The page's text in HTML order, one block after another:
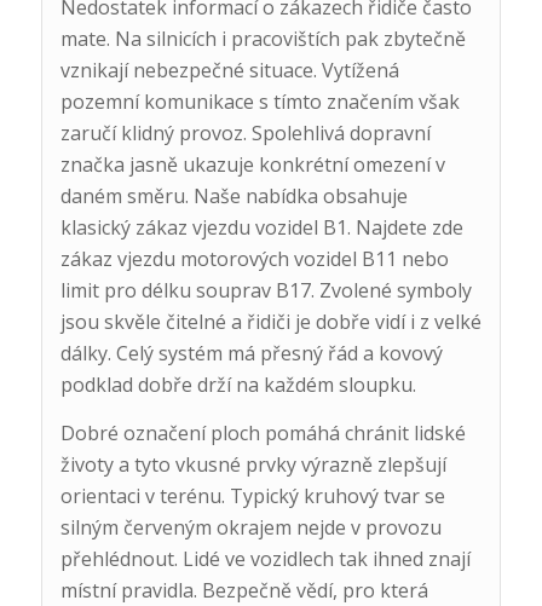
Nedostatek informací o zákazech řidiče často
mate. Na silnicích i pracovištích pak zbytečně
vznikají nebezpečné situace. Vytížená
pozemní komunikace s tímto značením však
zaručí klidný provoz. Spolehlivá dopravní
značka jasně ukazuje konkrétní omezení v
daném směru. Naše nabídka obsahuje
klasický zákaz vjezdu vozidel B1. Najdete zde
zákaz vjezdu motorových vozidel B11 nebo
limit pro délku souprav B17. Zvolené symboly
jsou skvěle čitelné a řidiči je dobře vidí i z velké
dálky. Celý systém má přesný řád a kovový
podklad dobře drží na každém sloupku.
Dobré označení ploch pomáhá chránit lidské
životy a tyto vkusné prvky výrazně zlepšují
orientaci v terénu. Typický kruhový tvar se
silným červeným okrajem nejde v provozu
přehlédnout. Lidé ve vozidlech tak ihned znají
místní pravidla. Bezpečně vědí, pro která